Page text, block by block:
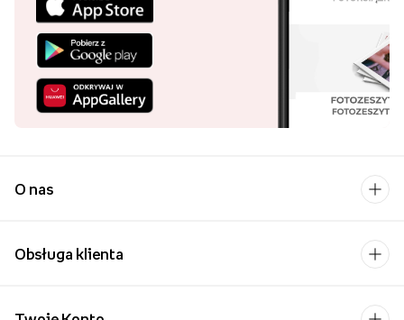
O nas
Obsługa klienta